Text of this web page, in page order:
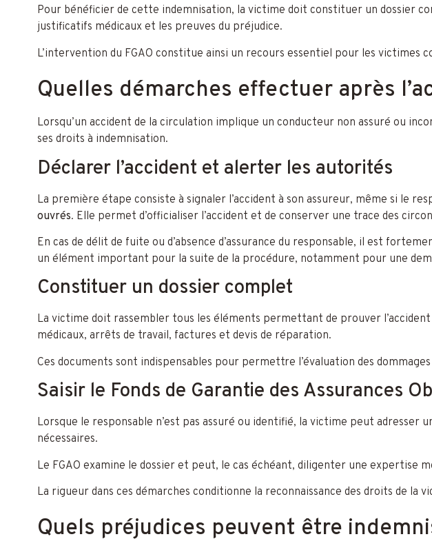
Pour bénéficier de cette indemnisation, la victime doit constituer un dossier
justificatifs médicaux et les preuves du préjudice.
L’intervention du FGAO constitue ainsi un recours essentiel pour les victimes
Quelles démarches effectuer après
Lorsqu’un accident de la circulation implique un conducteur non assuré ou
ses droits à indemnisation.
Déclarer l’accident et alerter les autorités
La première étape consiste à signaler l’accident à son assureur, même si le
ouvrés. Elle permet d’officialiser l’accident et de conserver une trace des
En cas de délit de fuite ou d’absence d’assurance du responsable, il est
un élément important pour la suite de la procédure, notamment pour une
Constituer un dossier complet
La victime doit rassembler tous les éléments permettant de prouver
médicaux, arrêts de travail, factures et devis de réparation.
Ces documents sont indispensables pour permettre l’évaluation des dommages
Saisir le Fonds de Garantie des Assurances
Lorsque le responsable n’est pas assuré ou identifié, la victime peut adresser
nécessaires.
Le FGAO examine le dossier et peut, le cas échéant, diligenter une expertise
La rigueur dans ces démarches conditionne la reconnaissance des droits de la
Quels préjudices peuvent être